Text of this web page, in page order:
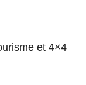
et 4×4